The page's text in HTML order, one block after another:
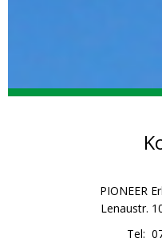
PIONEER
Lenaustr.
Tel: